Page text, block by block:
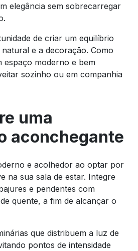
elegância sem sobrecarregar
de criar um equilíbrio
e a decoração. Como
espaço moderno e bem
sozinho ou em companhia
uma
aconchegante
e acolhedor ao optar por
na sua sala de estar. Integre
e pendentes com
quente, a fim de alcançar o
que distribuem a luz de
pontos de intensidade